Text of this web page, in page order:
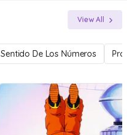
View All
Sentido De Los Números